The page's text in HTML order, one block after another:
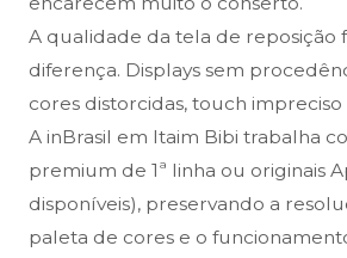
A qualidade da tela de reposição
diferença. Displays sem
cores distorcidas, touch
A inBrasil em Itaim Bibi trabalha
premium de 1ª linha ou originais
disponíveis), preservando a
paleta de cores e o